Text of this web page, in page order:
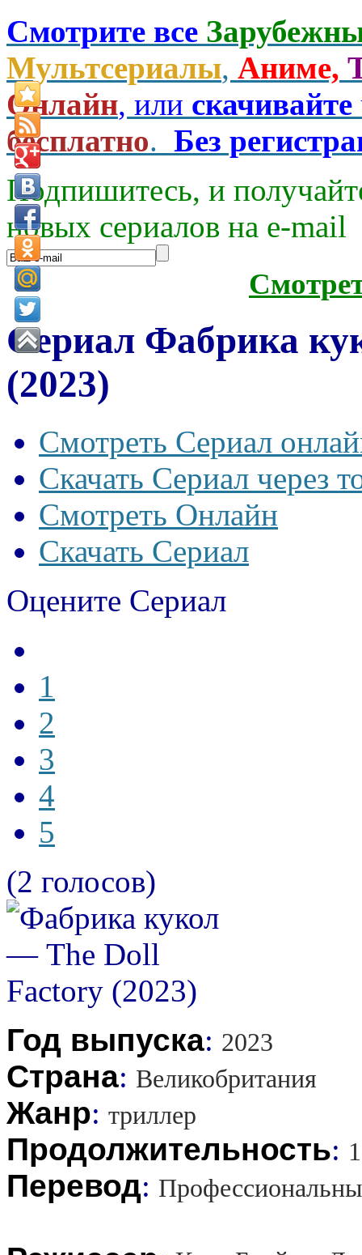
Смотрите все
Мультсериалы, Аниме,
Онлайн, или скачивайте
бесплатно. Без
Подпишитесь, и
новых сериалов на e-mаil
Сериал Фабрика
(2023)
Смотреть Сериал
Скачать Сериал через
Смотреть Онлайн
Скачать Сериал
Оцените Сериал
1
2
3
4
5
(2 голосов)
Год выпуска: 2023
Страна: Великобритания
Жанр: триллер
Продолжительность:
Перевод: